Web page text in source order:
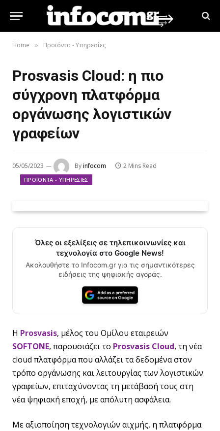
Home » Προϊόντα - Υπηρεσίες
Prosvasis Cloud: η πιο
σύγχρονη πλατφόρμα
οργάνωσης λογιστικών
γραφείων
05/05/2023 Byinfocom 2 Mins Read
ΠΡΟΪΌΝΤΑ - ΥΠΗΡΕΣΊΕΣ
Όλες οι εξελίξεις σε τηλεπικοινωνίες και
τεχνολογία στο Google News!
Ακολουθήστε το Infocom.gr για τις σημαντικότερες
ειδήσεις της ψηφιακής αγοράς.
H Prosvasis, μέλος του Ομίλου εταιρειών
SOFTONE, παρουσιάζει το Prosvasis Cloud, τη νέα
cloud πλατφόρμα που αλλάζει τα δεδομένα στον
τρόπο οργάνωσης και λειτουργίας των λογιστικών
γραφείων, επιταχύνοντας τη μετάβασή τους στη
νέα ψηφιακή εποχή, με απόλυτη ασφάλεια.
Με αξιοποίηση τεχνολογιών αιχμής, η πλατφόρμα